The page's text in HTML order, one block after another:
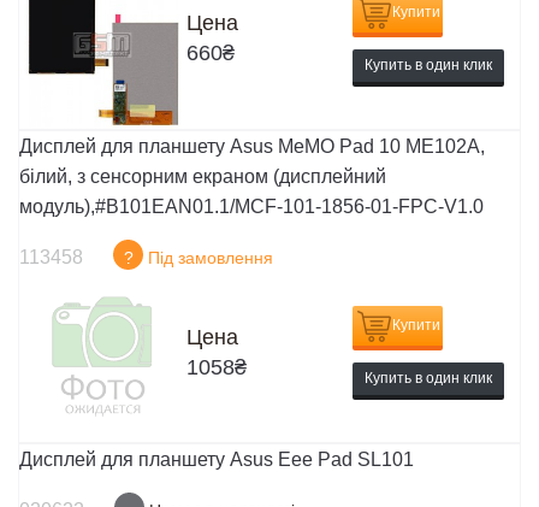
Цена
660₴
Купити
Купить в один клик
Дисплей для планшету Asus MeMO Pad 10 ME102A,
білий, з сенсорним екраном (дисплейний
модуль),#B101EAN01.1/MCF-101-1856-01-FPC-V1.0
113458 ? Під замовлення
Цена
1058₴
Купити
Купить в один клик
Дисплей для планшету Asus Eee Pad SL101